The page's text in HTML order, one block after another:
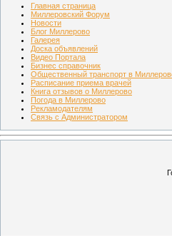
Главная страница
Миллеровский Форум
Новости
Блог Миллерово
Галерея
Доска объявлений
Видео Портала
Бизнес справочник
Общественный транспорт в
Расписание приема врачей
Книга отзывов о Миллерово
Погода в Миллерово
Рекламодателям
Связь с Администратором